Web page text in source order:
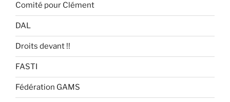
Comité pour Clément
DAL
Droits devant !!
FASTI
Fédération GAMS